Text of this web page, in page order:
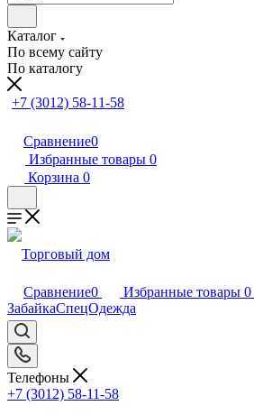
Каталог
По всему сайту
По каталогу
+7 (3012) 58-11-58
Сравнение0
Избранные товары 0
Корзина 0
Сравнение0 Избранные товары 0
Телефоны
+7 (3012) 58-11-58